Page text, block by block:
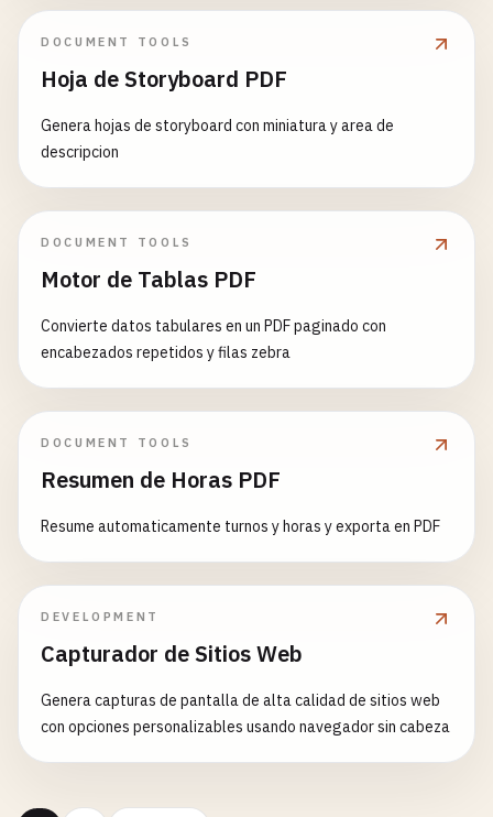
DOCUMENT TOOLS
Hoja de Storyboard PDF
Genera hojas de storyboard con miniatura y area de
descripcion
DOCUMENT TOOLS
Motor de Tablas PDF
Convierte datos tabulares en un PDF paginado con
encabezados repetidos y filas zebra
DOCUMENT TOOLS
Resumen de Horas PDF
Resume automaticamente turnos y horas y exporta en PDF
DEVELOPMENT
Capturador de Sitios Web
Genera capturas de pantalla de alta calidad de sitios web
con opciones personalizables usando navegador sin cabeza